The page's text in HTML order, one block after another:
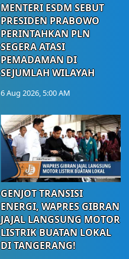
MENTERI ESDM SEBUT
PRESIDEN PRABOWO
PERINTAHKAN PLN
SEGERA ATASI
PEMADAMAN DI
SEJUMLAH WILAYAH
6 Aug 2026, 5:00 AM
GENJOT TRANSISI
ENERGI, WAPRES GIBRAN
JAJAL LANGSUNG MOTOR
LISTRIK BUATAN LOKAL
DI TANGERANG!